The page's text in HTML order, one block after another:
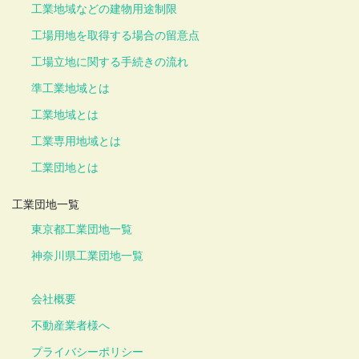
工業地域などの建物用途制限
工場用地を取得する場合の留意点
工場立地に関する手続きの流れ
準工業地域とは
工業地域とは
工業専用地域とは
工業団地とは
工業団地一覧
東京都工業団地一覧
神奈川県工業団地一覧
会社概要
不動産業者様へ
プライバシーポリシー